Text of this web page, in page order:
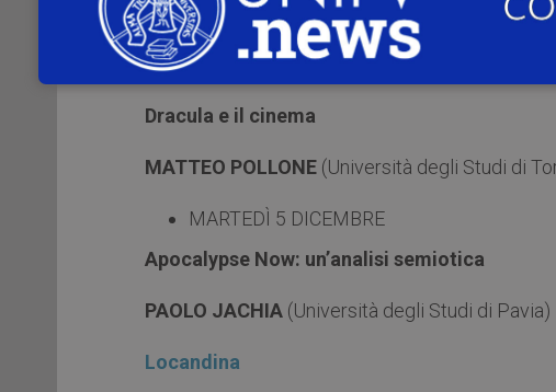
EMILANO MORREALE(Università di Roma La
Dracula e il cinema
MATTEO POLLONE (Università degli Studi di
MARTEDÌ 5 DICEMBRE
Apocalypse Now: un’analisi semiotica
PAOLO JACHIA (Università degli Studi di Pavia)
Locandina